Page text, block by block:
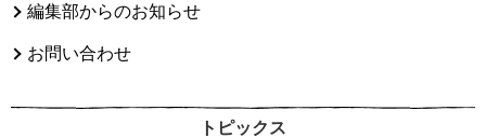
編集部からのお知らせ
お問い合わせ
トピックス